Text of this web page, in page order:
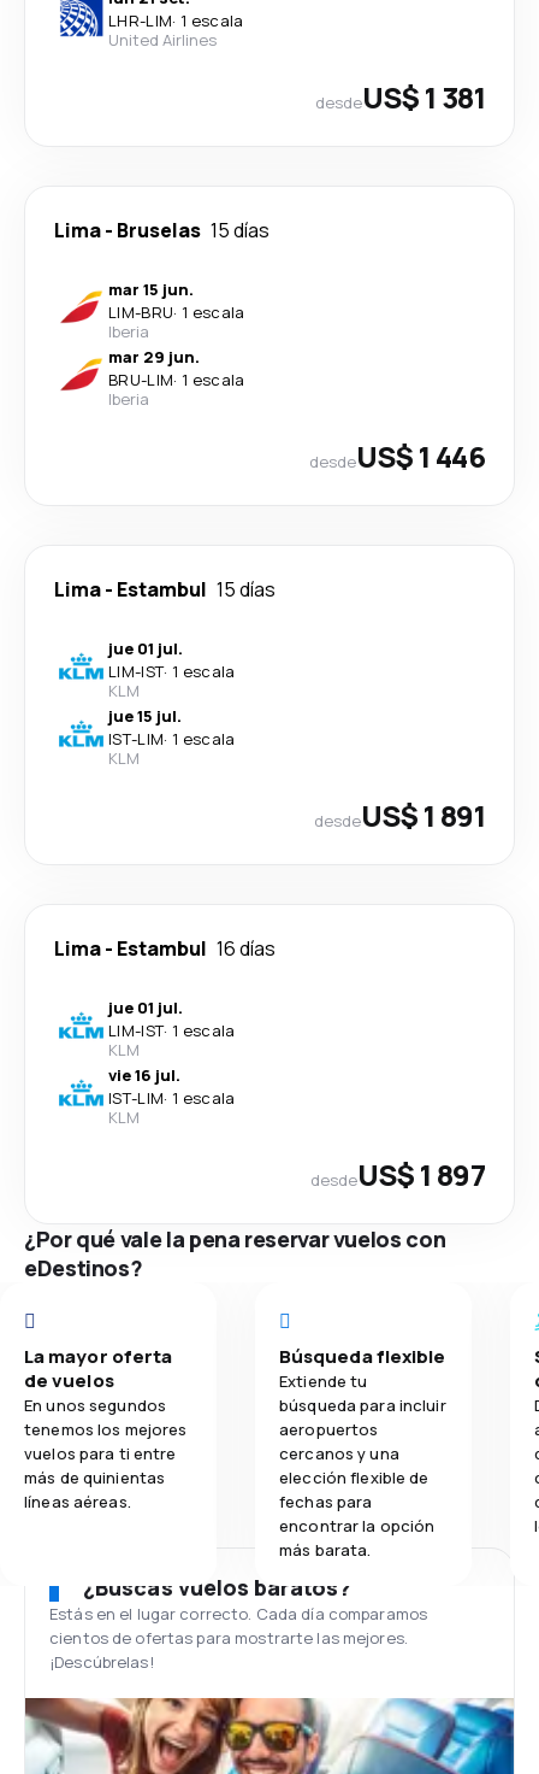
LHR-LIM· 1 escala
United Airlines
desdeUS$ 1 381
Lima- Bruselas 15 días
mar 15 jun.
LIM-BRU· 1 escala
Iberia
mar 29 jun.
BRU-LIM· 1 escala
Iberia
desdeUS$ 1 446
Lima- Estambul 15 días
jue 01 jul.
LIM-IST· 1 escala
KLM
jue 15 jul.
IST-LIM· 1 escala
KLM
desdeUS$ 1 891
Lima- Estambul 16 días
jue 01 jul.
LIM-IST· 1 escala
KLM
vie 16 jul.
IST-LIM· 1 escala
KLM
desdeUS$ 1 897
¿Por qué vale la pena reservar vuelos con
eDestinos?
La mayor oferta
de vuelos
En unos segundos
tenemos los mejores
vuelos para ti entre
más de quinientas
líneas aéreas.
Búsqueda flexible
Extiende tu
búsqueda para incluir
aeropuertos
cercanos y una
elección flexible de
fechas para
encontrar la opción
más barata.
¿Buscas vuelos baratos?
Estás en el lugar correcto. Cada día comparamos
cientos de ofertas para mostrarte las mejores.
¡Descúbrelas!